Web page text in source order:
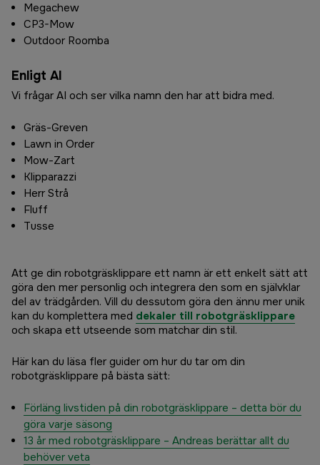
Megachew
CP3-Mow
Outdoor Roomba
Enligt AI
Vi frågar AI och ser vilka namn den har att bidra med.
Gräs-Greven
Lawn in Order
Mow-Zart
Klipparazzi
Herr Strå
Fluff
Tusse
Att ge din robotgräsklippare ett namn är ett enkelt sätt att
göra den mer personlig och integrera den som en självklar
del av trädgården. Vill du dessutom göra den ännu mer unik
kan du komplettera med dekaler till robotgräsklippare
och skapa ett utseende som matchar din stil.
Här kan du läsa fler guider om hur du tar om din
robotgräsklippare på bästa sätt:
Förläng livstiden på din robotgräsklippare – detta bör du
göra varje säsong
13 år med robotgräsklippare – Andreas berättar allt du
behöver veta